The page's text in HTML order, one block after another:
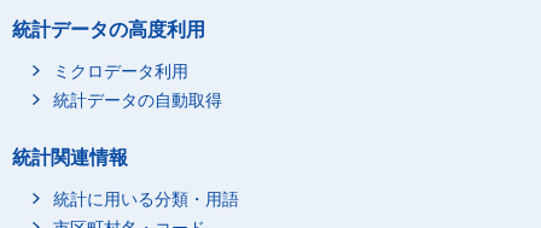
統計データの高度利用
ミクロデータ利用
統計データの自動取得
統計関連情報
統計に用いる分類・用語